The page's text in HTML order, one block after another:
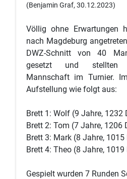
(Benjamin Graf, 30.12.2023)
Völlig ohne Erwartungen
nach Magdeburg
DWZ-Schnitt von 40
gesetzt und stellten
Mannschaft im Turnier.
Aufstellung wie folgt aus:
Brett 1: Wolf (9 Jahre, 1232
Brett 2: Tom (7 Jahre, 1206
Brett 3: Mark (8 Jahre, 1015
Brett 4: Theo (8 Jahre, 1019
Gespielt wurden 7 Runden